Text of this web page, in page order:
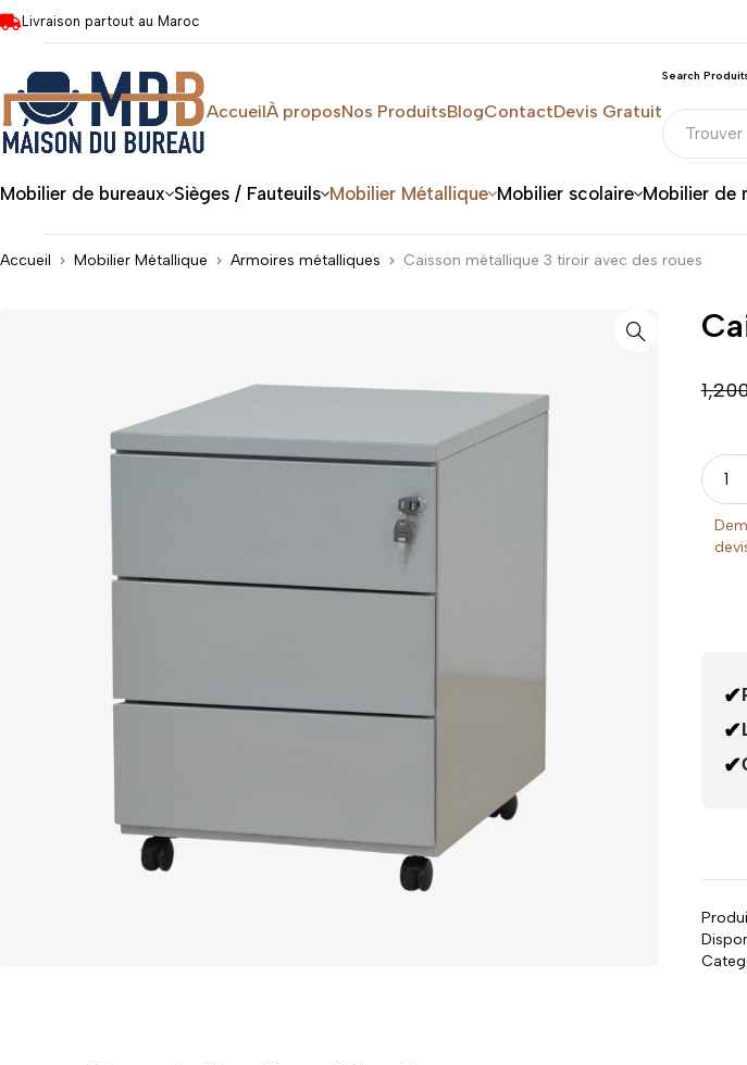
Livraison partout au Maroc
AccueilÀ proposNos ProduitsBlogContactDevis Gratuit
Search
Mobilier de bureaux Sièges / Fauteuils Mobilier Métallique Mobilier scolaire Mobilier de
Accueil Mobilier Métallique Armoires métalliques Caisson métallique 3 tiroir avec des roues
✔
✔
✔